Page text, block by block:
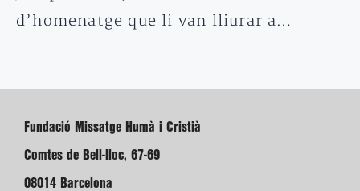
d’homenatge que li van lliurar a…
Fundació Missatge Humà i Cristià
Comtes de Bell-lloc, 67-69
08014 Barcelona